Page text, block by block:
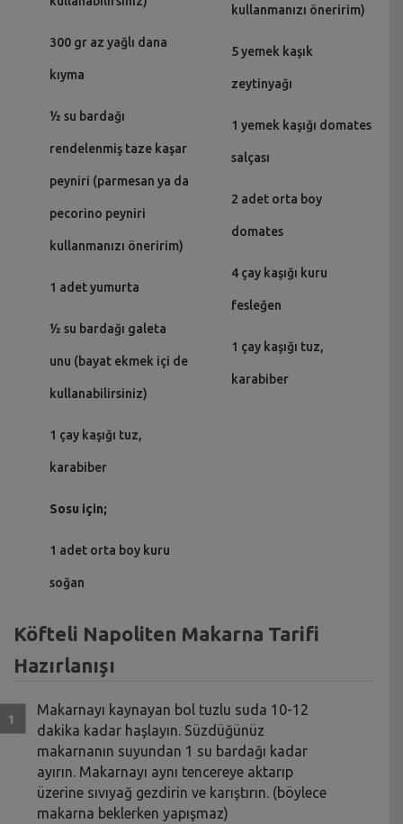
300 gr az yağlı dana
kıyma
½ su bardağı
rendelenmiş taze kaşar
peyniri (parmesan ya da
pecorino peyniri
kullanmanızı öneririm)
1 adet yumurta
½ su bardağı galeta
unu (bayat ekmek içi de
kullanabilirsiniz)
1 çay kaşığı tuz,
karabiber
Sosu için;
1 adet orta boy kuru
soğan
kullanmanızı öneririm)
5 yemek kaşık
zeytinyağı
1 yemek kaşığı domates
salçası
2 adet orta boy
domates
4 çay kaşığı kuru
fesleğen
1 çay kaşığı tuz,
karabiber
Köfteli Napoliten Makarna Tarifi
Hazırlanışı
Makarnayı kaynayan bol tuzlu suda 10-12
dakika kadar haşlayın. Süzdüğünüz
makarnanın suyundan 1 su bardağı kadar
ayırın. Makarnayı aynı tencereye aktarıp
üzerine sıvıyağ gezdirin ve karıştırın. (böylece
makarna beklerken yapışmaz)